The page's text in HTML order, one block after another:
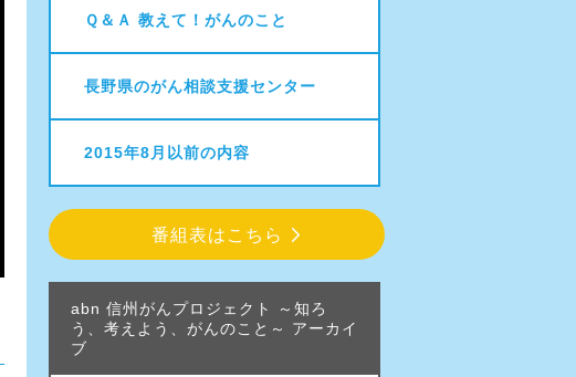
Ｑ＆Ａ 教えて！がんのこと
長野県のがん相談支援センター
2015年8月以前の内容
番組表はこちら
abn 信州がんプロジェクト ～知ろ
う、考えよう、がんのこと～ アーカイ
ブ